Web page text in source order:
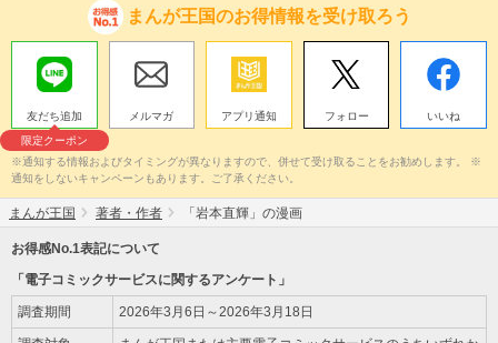
まんが王国のお得情報を受け取ろう
友だち追加
限定クーポン
メルマガ アプリ通知 フォロー いいね
※通知する情報およびタイミングが異なりますので、併せて受け取ることをお勧めします。 ※
通知をしないキャンペーンもあります。ご了承ください。
まんが王国 著者・作者 「岩本直輝」の漫画
お得感No.1表記について
「電子コミックサービスに関するアンケート」
調査期間 2026年3月6日～2026年3月18日